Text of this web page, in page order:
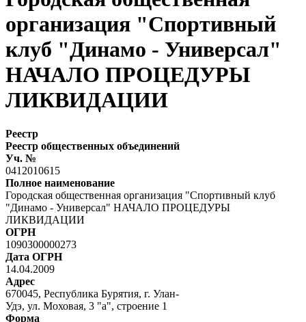
организация "Спортивный
клуб "Динамо - Универсал"
НАЧАЛО ПРОЦЕДУРЫ
ЛИКВИДАЦИИ
Реестр
Реестр общественных объединений
Уч. №
0412010615
Полное наименование
Городская общественная организация "Спортивный клуб
"Динамо - Универсал" НАЧАЛО ПРОЦЕДУРЫ
ЛИКВИДАЦИИ
ОГРН
1090300000273
Дата ОГРН
14.04.2009
Адрес
670045, Республика Бурятия, г. Улан-
Удэ, ул. Моховая, 3 "а", строение 1
Форма